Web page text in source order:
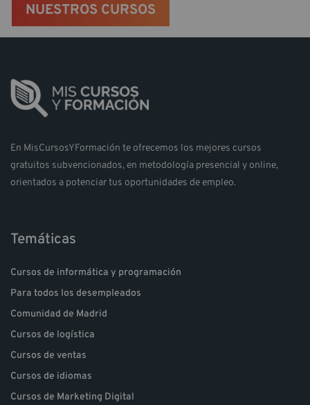
NUESTROS CURSOS
En MisCursosYFormación te ofrecemos los mejores cursos
gratuitos subvencionados, en metodología presencial y online,
orientados a potenciar tus oportunidades de empleo.
Temáticas
Cursos de informática y programación
Para todos los desempleados
Comunidad de Madrid
Cursos de logística
Cursos de ventas
Cursos de idiomas
Cursos de Marketing Digital